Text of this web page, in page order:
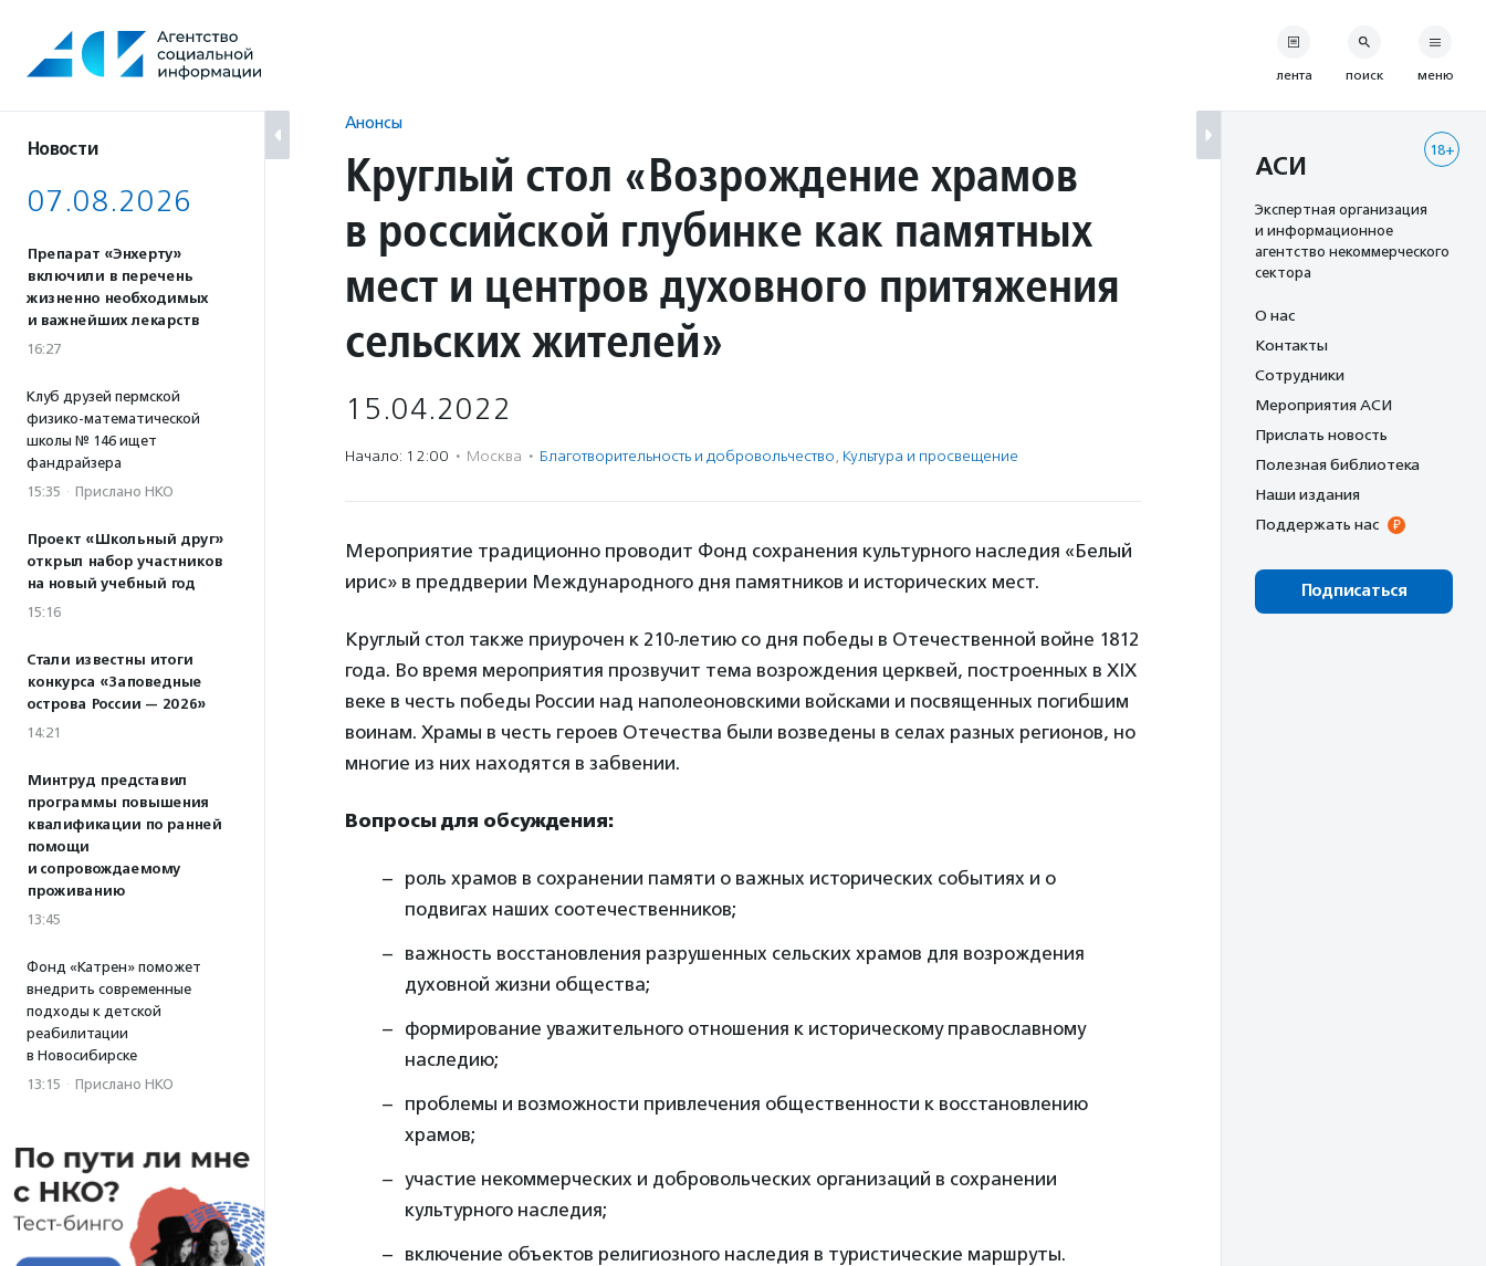
содержанию
Новости
07.08.2026
Препарат «Энхерту»
включили в перечень
жизненно необходимых
и важнейших лекарств
16:27
Клуб друзей пермской
физико-математической
школы № 146 ищет
фандрайзера
15:35 · Прислано НКО
Проект «Школьный друг»
открыл набор участников
на новый учебный год
15:16
Стали известны итоги
конкурса «Заповедные
острова России — 2026»
14:21
Минтруд представил
программы повышения
квалификации по ранней
помощи
и сопровождаемому
проживанию
13:45
Фонд «Катрен» поможет
внедрить современные
подходы к детской
реабилитации
в Новосибирске
13:15 · Прислано НКО
Анонсы
Круглый стол «Возрождение храмов
в российской глубинке как памятных
мест и центров духовного притяжения
сельских жителей»
15.04.2022
Начало: 12:00 · Москва · Благотвори­тель­ность и доброволь­чест­во, Культура и просвещение
Мероприятие традиционно проводит Фонд сохранения культурного наследия «Белый
ирис» в преддверии Международного дня памятников и исторических мест.
Круглый стол также приурочен к 210-летию со дня победы в Отечественной войне 1812
года. Во время мероприятия прозвучит тема возрождения церквей, построенных в ХIX
веке в честь победы России над наполеоновскими войсками и посвященных погибшим
воинам. Храмы в честь героев Отечества были возведены в селах разных регионов, но
многие из них находятся в забвении.
Вопросы для обсуждения:
роль храмов в сохранении памяти о важных исторических событиях и о
подвигах наших соотечественников;
важность восстановления разрушенных сельских храмов для возрождения
духовной жизни общества;
формирование уважительного отношения к историческому православному
наследию;
проблемы и возможности привлечения общественности к восстановлению
храмов;
участие некоммерческих и добровольческих организаций в сохранении
культурного наследия;
включение объектов религиозного наследия в туристические маршруты.
лента поиск меню
18+
АСИ
Экспертная организация
и информационное
агентство некоммерческого
сектора
О нас
Контакты
Сотрудники
Мероприятия АСИ
Прислать новость
Полезная библиотека
Наши издания
Поддержать нас
Подписаться